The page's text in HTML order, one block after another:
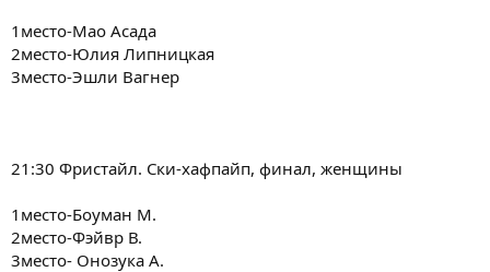
1место-Мао Асада
2место-Юлия Липницкая
3место-Эшли Вагнер
21:30 Фристайл. Ски-хафпайп, финал, женщины
1место-Боуман М.
2место-Фэйвр В.
3место- Онозука А.